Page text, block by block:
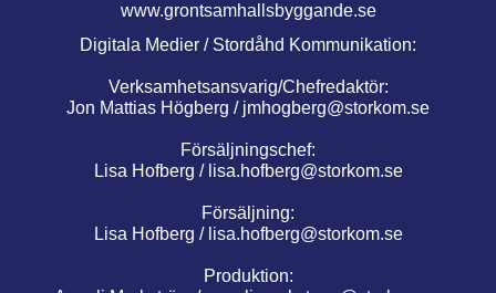
www.grontsamhallsbyggande.se
Digitala Medier / Stordåhd Kommunikation:
Verksamhetsansvarig/Chefredaktör:
Jon Mattias Högberg / jmhogberg@storkom.se
Försäljningschef:
Lisa Hofberg / lisa.hofberg@storkom.se
Försäljning:
Lisa Hofberg / lisa.hofberg@storkom.se
Produktion: